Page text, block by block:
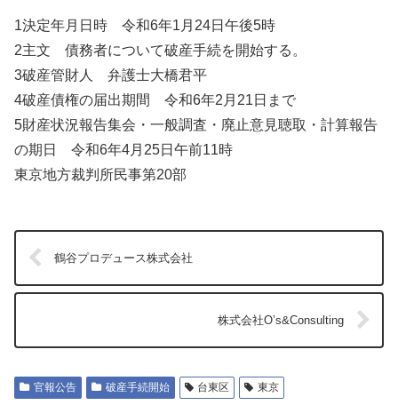
1決定年月日時 令和6年1月24日午後5時
2主文 債務者について破産手続を開始する。
3破産管財人 弁護士大橋君平
4破産債権の届出期間 令和6年2月21日まで
5財産状況報告集会・一般調査・廃止意見聴取・計算報告
の期日 令和6年4月25日午前11時
東京地方裁判所民事第20部
鶴谷プロデュース株式会社
株式会社O’s&Consulting
官報公告 破産手続開始 台東区 東京